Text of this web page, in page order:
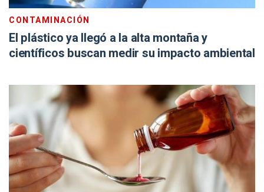
CONTAMINACIÓN
El plástico ya llegó a la alta montaña y
científicos buscan medir su impacto ambiental